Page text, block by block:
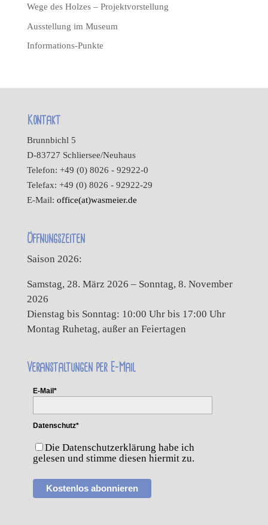
Wege des Holzes – Projektvorstellung
Ausstellung im Museum
Informations-Punkte
Kontakt
Brunnbichl 5
D-83727 Schliersee/Neuhaus
Telefon: +49 (0) 8026 - 92922-0
Telefax: +49 (0) 8026 - 92922-29
E-Mail: office(at)wasmeier.de
Öffnungszeiten
Saison 2026:
Samstag, 28. März 2026 – Sonntag, 8. November
2026
Dienstag bis Sonntag: 10:00 Uhr bis 17:00 Uhr
Montag Ruhetag, außer an Feiertagen
Veranstaltungen per E-Mail
E-Mail*
Datenschutz*
Die Datenschutzerklärung habe ich
gelesen und stimme diesen hiermit zu.
Kostenlos abonnieren